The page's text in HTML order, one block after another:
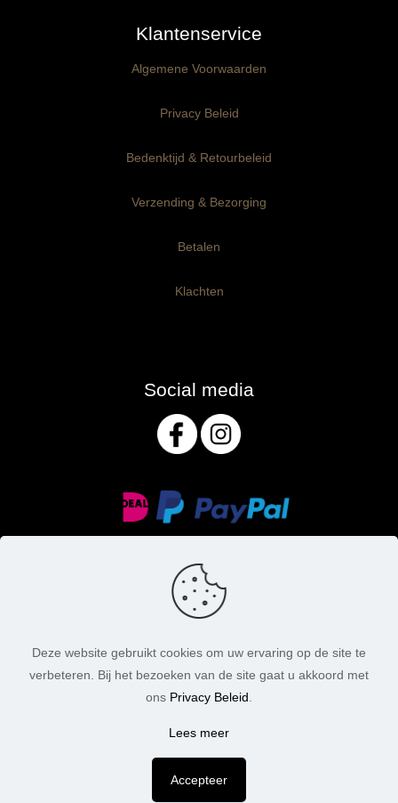
3mm dik
6mm dik
Kant-en-Klaar panelen
3mm dik
6mm dik
Ophangklaar panelen
Maatwerk
Klantenservice
Algemene Voorwaarden
Privacy Beleid
Bedenktijd & Retourbeleid
Verzending & Bezorging
Betalen
Klachten
Social media
© MasoniteArt. Alle rechten voorbehouden. 2026 |
Webdesign:Chuck's Webdesign
Deze website gebruikt cookies om uw ervaring op de site te
verbeteren. Bij het bezoeken van de site gaat u akkoord met
ons Privacy Beleid
Lees meer
Accepteer
De waardering van www.masoniteart.nl/ bij